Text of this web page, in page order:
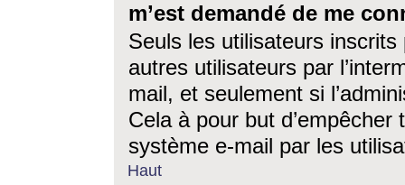
m’est demandé de me
Seuls les utilisateurs
autres utilisateurs par
mail, et seulement si
Cela à pour but
système e-mail par les
Haut